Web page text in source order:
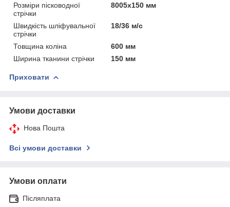
Розміри пісководної
стрічки
8005x150 мм
Швидкість шліфувальної
стрічки
18/36 м/с
Товщина коліна
600 мм
Ширина тканини стрічки
150 мм
Приховати
Умови доставки
Нова Пошта
Всі умови доставки
Умови оплати
Післяплата